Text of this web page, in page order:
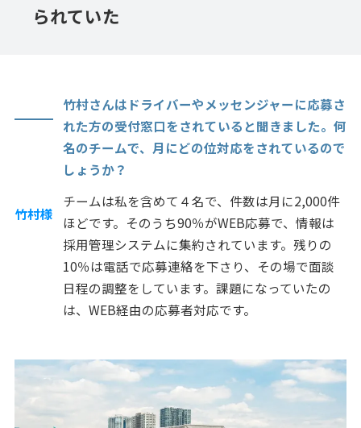
られていた
竹村さんはドライバーやメッセンジャーに応募さ
れた方の受付窓口をされていると聞きました。何
名のチームで、月にどの位対応をされているので
しょうか？
竹村様
チームは私を含めて４名で、件数は月に2,000件
ほどです。そのうち90％がWEB応募で、情報は
採用管理システムに集約されています。残りの
10％は電話で応募連絡を下さり、その場で面談
日程の調整をしています。課題になっていたの
は、WEB経由の応募者対応です。